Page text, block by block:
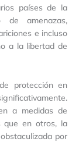
países de la
de amenazas,
e incluso
a la libertad de
protección en
a medidas de
que en otros, la
por